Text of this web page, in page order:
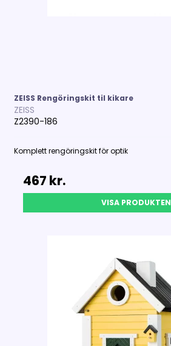
ZEISS Rengöringskit til kikare
ZEISS
Z2390-186
Komplett rengöringskit för optik
467 kr.
VISA PRODUKTEN